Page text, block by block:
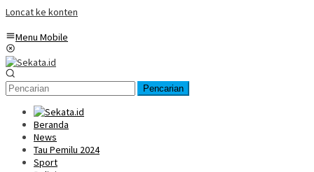
Loncat ke konten
Menu Mobile
Pencarian
Beranda
News
Tau Pemilu 2024
Sport